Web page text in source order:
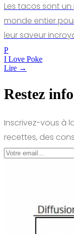
Les tacos sont
monde entier
leur saveur
P
I Love Poke
Lire →
Restez
Inscrivez-vous à
recettes, des